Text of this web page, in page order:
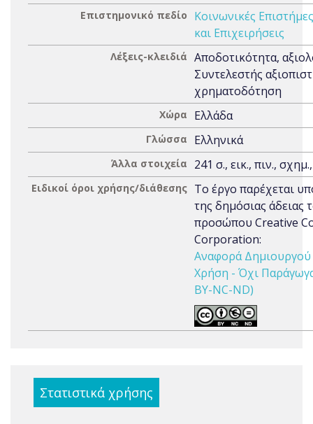
Επιστημονικό πεδίο
Κοινωνικές Επιστήμες
και Επιχειρήσεις
Λέξεις-κλειδιά Αποδοτικότητα,
Συντελεστής
χρηματοδότηση
Χώρα Ελλάδα
Γλώσσα Ελληνικά
Άλλα στοιχεία 241 σ., εικ., πιν.,
Ειδικοί όροι χρήσης/διάθεσης Το έργο παρέχεται
της δημόσιας άδειας
προσώπου Creative
Corporation:
Αναφορά
Χρήση - Όχι
BY-NC-ND)
Στατιστικά χρήσης